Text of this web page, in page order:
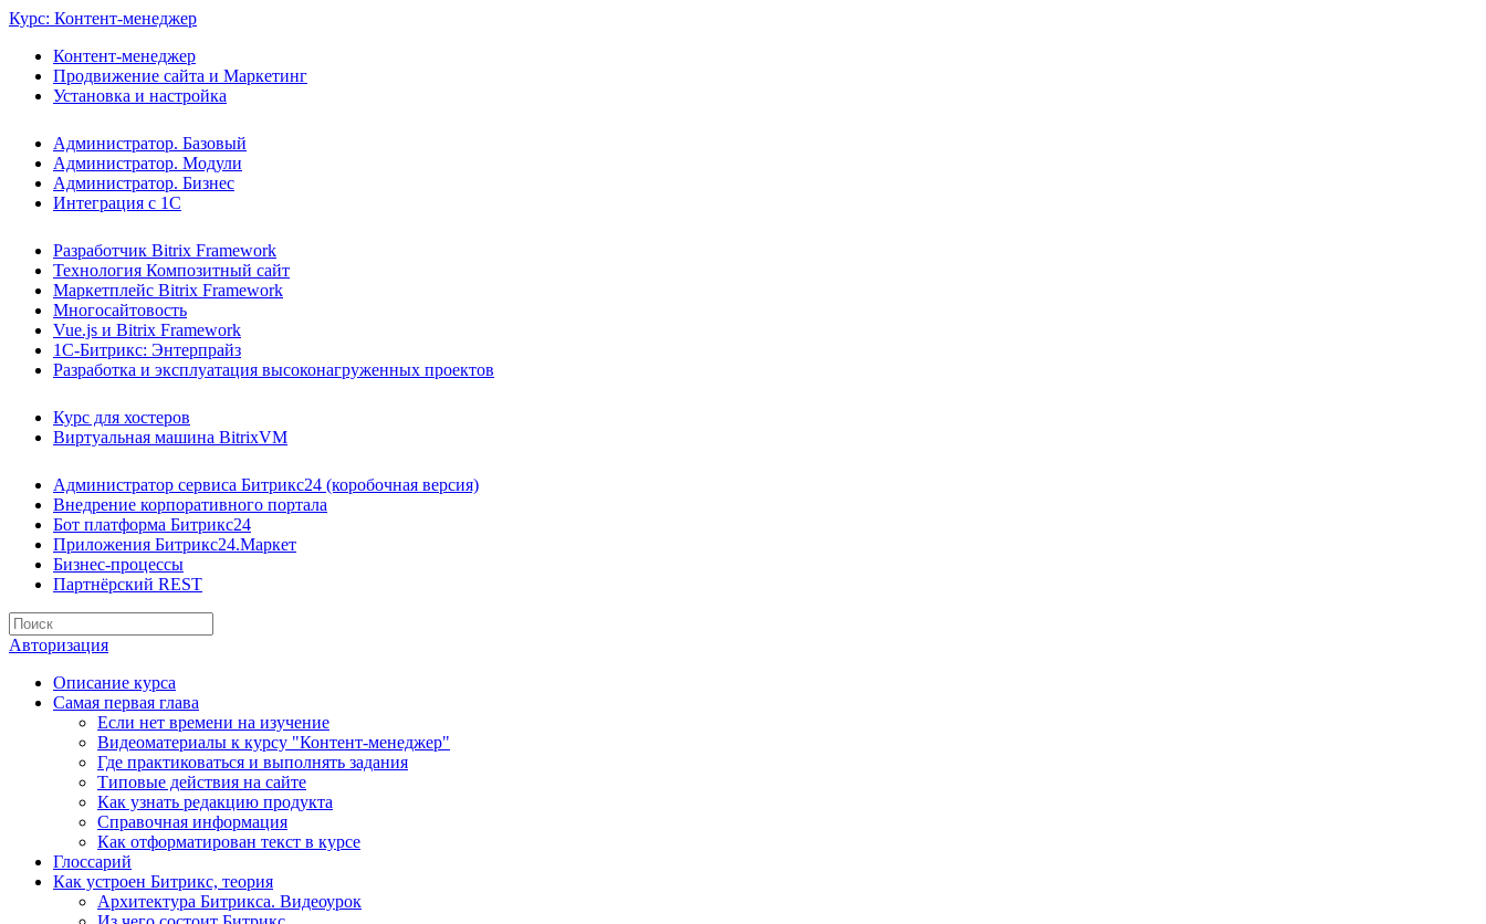
Курс: Контент-менеджер
Контент-менеджер
Продвижение сайта и Маркетинг
Установка и настройка
Администратор. Базовый
Администратор. Модули
Администратор. Бизнес
Интеграция с 1С
Разработчик Bitrix Framework
Технология Композитный сайт
Маркетплейс Bitrix Framework
Многосайтовость
Vue.js и Bitrix Framework
1С-Битрикс: Энтерпрайз
Разработка и эксплуатация высоконагруженных проектов
Курс для хостеров
Виртуальная машина BitrixVM
Администратор сервиса Битрикс24 (коробочная версия)
Внедрение корпоративного портала
Бот платформа Битрикс24
Приложения Битрикс24.Маркет
Бизнес-процессы
Партнёрский REST
Авторизация
Описание курса
Самая первая глава
Если нет времени на изучение
Видеоматериалы к курсу "Контент-менеджер"
Где практиковаться и выполнять задания
Типовые действия на сайте
Как узнать редакцию продукта
Справочная информация
Как отформатирован текст в курсе
Глоссарий
Как устроен Битрикс, теория
Архитектура Битрикса. Видеоурок